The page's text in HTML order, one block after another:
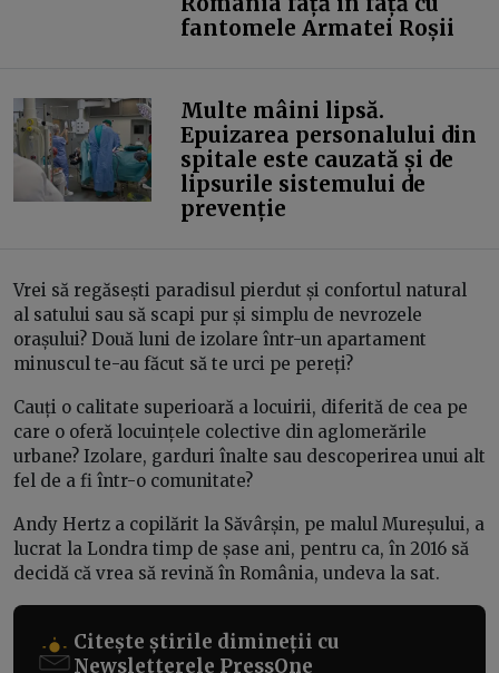
fantomele Armatei Roșii
Multe mâini lipsă.
Epuizarea personalului din
spitale este cauzată și de
lipsurile sistemului de
prevenție
Vrei să regăsești paradisul pierdut și confortul natural
al satului sau să scapi pur și simplu de nevrozele
orașului? Două luni de izolare într-un apartament
minuscul te-au făcut să te urci pe pereți?
Cauți o calitate superioară a locuirii, diferită de cea pe
care o oferă locuințele colective din aglomerările
urbane? Izolare, garduri înalte sau descoperirea unui alt
fel de a fi într-o comunitate?
Andy Hertz a copilărit la Săvârșin, pe malul Mureșului, a
lucrat la Londra timp de șase ani, pentru ca, în 2016 să
decidă că vrea să revină în România, undeva la sat.
Citește știrile dimineții cu
Newsletterele PressOne